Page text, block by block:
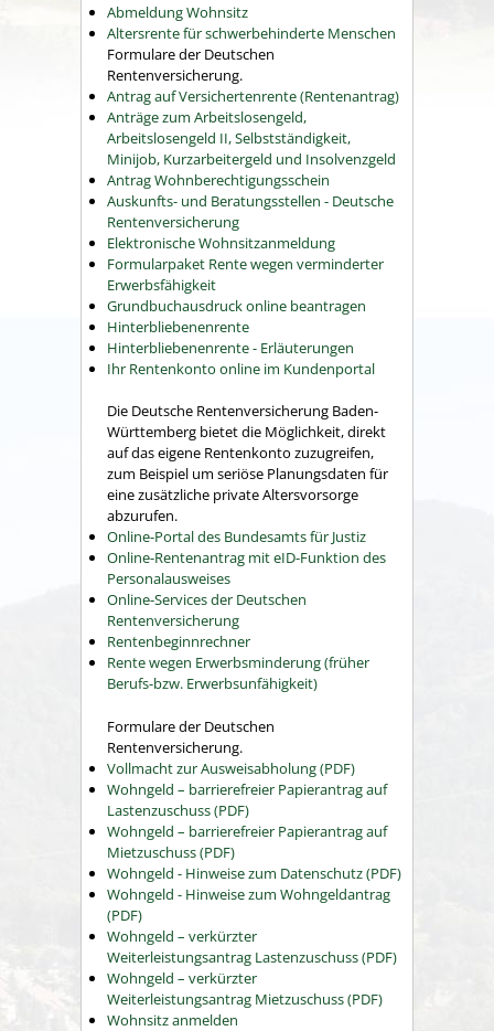
Abmeldung Wohnsitz
Altersrente für schwerbehinderte Menschen
Formulare der Deutschen
Rentenversicherung.
Antrag auf Versichertenrente (Rentenantrag)
Anträge zum Arbeitslosengeld,
Arbeitslosengeld II, Selbstständigkeit,
Minijob, Kurzarbeitergeld und Insolvenzgeld
Antrag Wohnberechtigungsschein
Auskunfts- und Beratungsstellen - Deutsche
Rentenversicherung
Elektronische Wohnsitzanmeldung
Formularpaket Rente wegen verminderter
Erwerbsfähigkeit
Grundbuchausdruck online beantragen
Hinterbliebenenrente
Hinterbliebenenrente - Erläuterungen
Ihr Rentenkonto online im Kundenportal
Die Deutsche Rentenversicherung Baden-
Württemberg bietet die Möglichkeit, direkt
auf das eigene Rentenkonto zuzugreifen,
zum Beispiel um seriöse Planungsdaten für
eine zusätzliche private Altersvorsorge
abzurufen.
Online-Portal des Bundesamts für Justiz
Online-Rentenantrag mit eID-Funktion des
Personalausweises
Online-Services der Deutschen
Rentenversicherung
Rentenbeginnrechner
Rente wegen Erwerbsminderung (früher
Berufs-bzw. Erwerbsunfähigkeit)
Formulare der Deutschen
Rentenversicherung.
Vollmacht zur Ausweisabholung (PDF)
Wohngeld – barrierefreier Papierantrag auf
Lastenzuschuss (PDF)
Wohngeld – barrierefreier Papierantrag auf
Mietzuschuss (PDF)
Wohngeld - Hinweise zum Datenschutz (PDF)
Wohngeld - Hinweise zum Wohngeldantrag
(PDF)
Wohngeld – verkürzter
Weiterleistungsantrag Lastenzuschuss (PDF)
Wohngeld – verkürzter
Weiterleistungsantrag Mietzuschuss (PDF)
Wohnsitz anmelden